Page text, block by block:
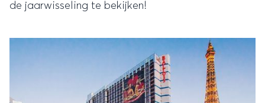
de jaarwisseling te bekijken!